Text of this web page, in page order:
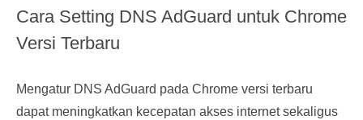
Cara Setting DNS AdGuard untuk Chrome
Versi Terbaru
Mengatur DNS AdGuard pada Chrome versi terbaru
dapat meningkatkan kecepatan akses internet sekaligus